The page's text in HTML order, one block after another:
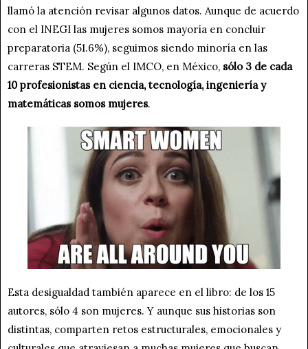
llamó la atención revisar algunos datos. Aunque de acuerdo
con el INEGI las mujeres somos mayoría en concluir
preparatoria (51.6%), seguimos siendo minoría en las
carreras STEM. Según el IMCO, en México, sólo 3 de cada
10 profesionistas en ciencia, tecnología, ingeniería y
matemáticas somos mujeres.
Esta desigualdad también aparece en el libro: de los 15
autores, sólo 4 son mujeres. Y aunque sus historias son
distintas, comparten retos estructurales, emocionales y